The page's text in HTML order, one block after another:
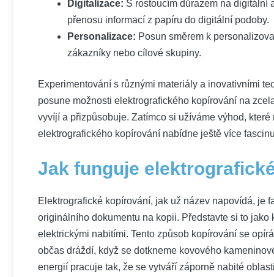
Digitalizace: S rostoucím důrazem na digitální
přenosu informací z papíru do digitální podoby.
Personalizace: Posun směrem k
zákazníky nebo cílové skupiny.
Experimentování s různými materiály a inovativními
posune možnosti elektrografického kopírování na
vyvíjí a přizpůsobuje. Zatímco si užíváme výhod,
elektrografického kopírování nabídne ještě více
Jak funguje
Elektrografické kopírování, jak už název napovídá, je
originálního dokumentu na kopii. Představte si to
elektrickými nabitími. Tento způsob kopírování se
občas dráždí, když se dotkneme kovového
energií pracuje tak, že se vytváří záporně nabité